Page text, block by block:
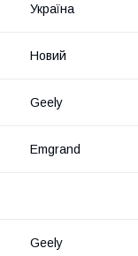
Україна
Новий
Geely
Emgrand
Geely